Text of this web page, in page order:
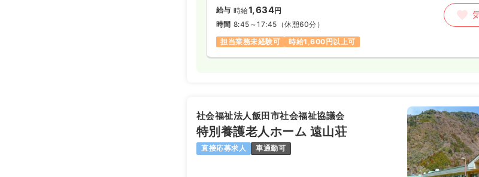
給与 時給1,634円
時間 8:45～17:45 （休憩60分）
担当業務未経験可
時給1,600円以上可
社会福祉法人飯田市社会福祉協議会
特別養護老人ホーム 遠山荘
直接応募求人 車通勤可